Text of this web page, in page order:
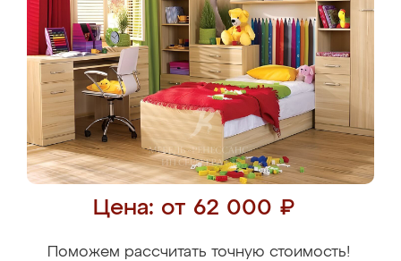
Цена: от 62 000 ₽
Поможем рассчитать точную стоимость!